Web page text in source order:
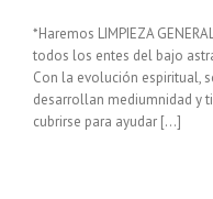
*Haremos LIMPIEZA
todos los entes del bajo
Con la evolución espiritual,
desarrollan mediumnidad y
cubrirse para ayudar […]